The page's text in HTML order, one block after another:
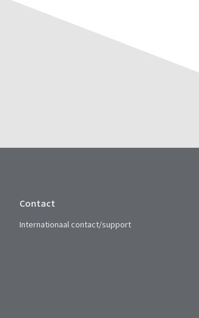
Contact
Internationaal contact/support